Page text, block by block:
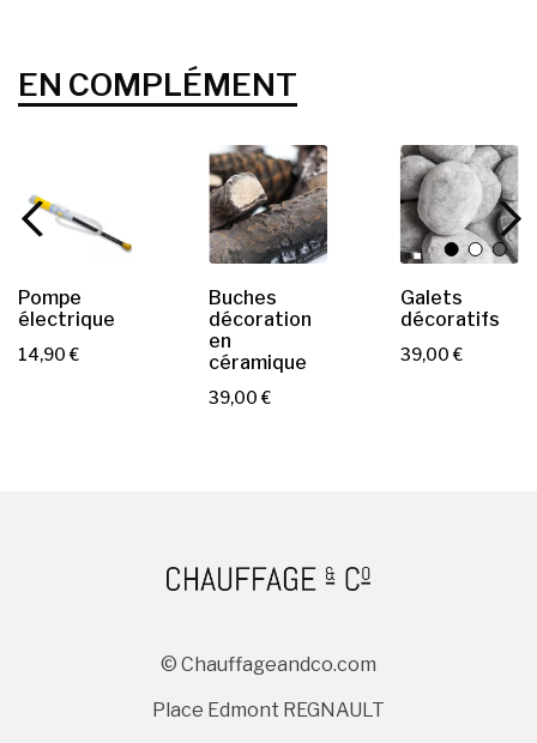
EN COMPLÉMENT
Pompe
électrique
P
14,90 €
Buches
décoration
en
céramique
P
39,00 €
Galets
décoratifs
P
39,00 €
© Chauffageandco.com
Place Edmont REGNAULT